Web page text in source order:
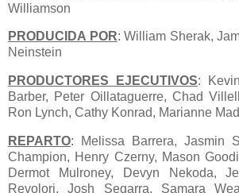
Williamson
PRODUCIDA POR: William Sherak,
Neinstein
PRODUCTORES EJECUTIVOS:
Barber, Peter Oillataguerre, Chad
Ron Lynch, Cathy Konrad, Marianne
REPARTO: Melissa Barrera, Jasmin
Champion, Henry Czerny, Mason
Dermot Mulroney, Devyn Nekoda,
Revolori, Josh Segarra, Samara